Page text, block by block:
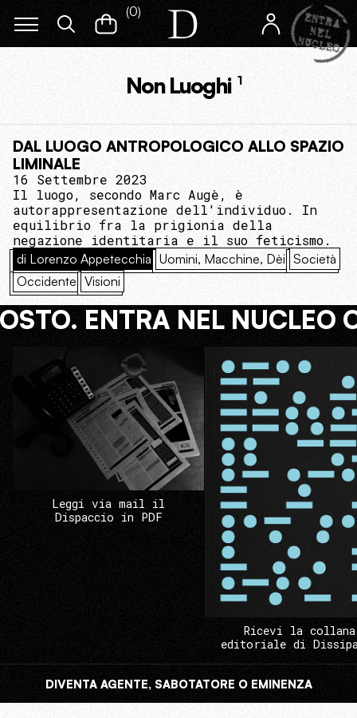
(0)
Non Luoghi 1
DAL LUOGO ANTROPOLOGICO ALLO SPAZIO
LIMINALE
16 Settembre 2023
Il luogo, secondo Marc Augè, è
autorappresentazione dell'individuo. In
equilibrio fra la prigionia della
negazione identitaria e il suo feticismo.
di Lorenzo Appetecchia Uomini, Macchine, Dèi Società
Occidente Visioni
ENTRA NEL NUCLEO
Leggi via mail il
Dispaccio in PDF
Ricevi la collana
editoriale di
DIVENTA AGENTE, SABOTATORE O EMINENZA